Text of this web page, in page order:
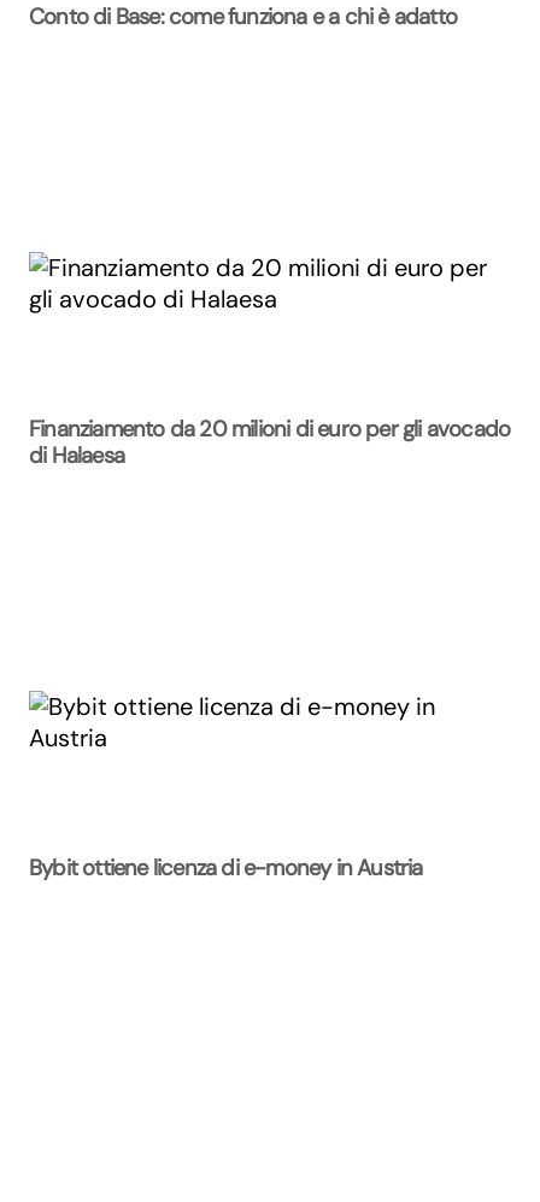
Conto di Base: come funziona e a chi è adatto
Finanziamento da 20 milioni di euro per gli avocado
di Halaesa
Bybit ottiene licenza di e-money in Austria